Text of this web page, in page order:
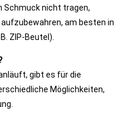
Schmuck nicht tragen,
am besten in
ZIP-Beutel).
gibt es für die
Möglichkeiten,